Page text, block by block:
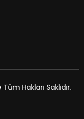
Hakları Saklıdır.